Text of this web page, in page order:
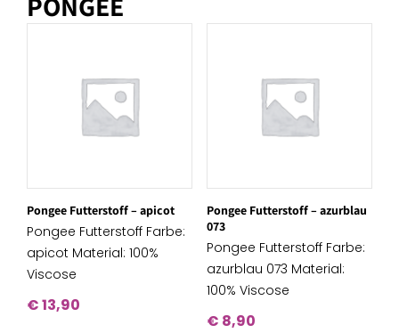
Pongee Futterstoff – apicot
Pongee Futterstoff Farbe:
apicot Material: 100%
Viscose
€13,90
Pongee Futterstoff – azurblau
073
Pongee Futterstoff Farbe:
azurblau 073 Material:
100% Viscose
€ 8,90